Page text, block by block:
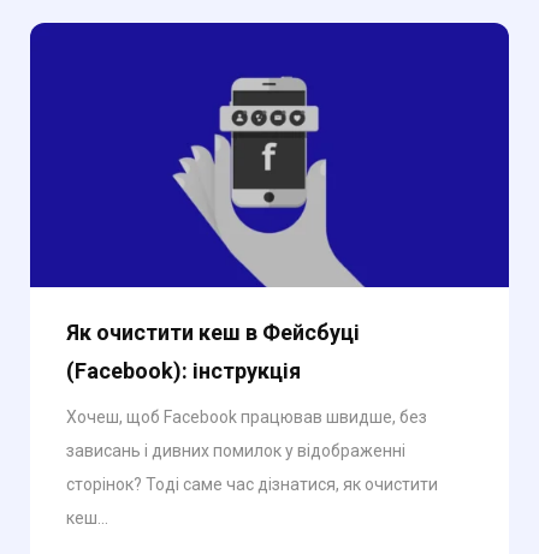
Як очистити кеш в Фейсбуці
(Facebook): інструкція
Хочеш, щоб Facebook працював швидше, без
зависань і дивних помилок у відображенні
сторінок? Тоді саме час дізнатися, як очистити
кеш...